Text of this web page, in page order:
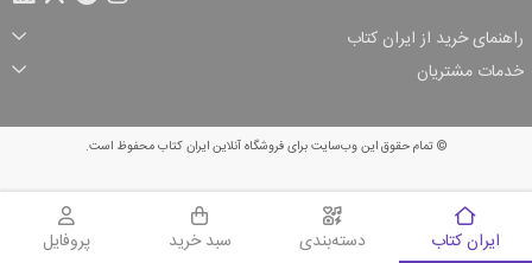
راهنمای خرید از ایران کتاب
ثبت سفارش
شرایط ارسال سفارش
شیوه پرداخت
تخفیف‌های خرید
خدمات مشتریان
© تمام حقوق این وب‌سایت برای فروشگاه آنلاین ایران کتاب محفوظ است.
ایران کتاب دسته‌بندی
سبد خرید
سبد خرید پروفایل